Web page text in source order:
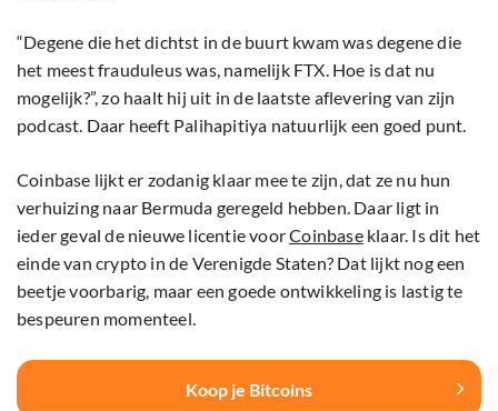
“Degene die het dichtst in de buurt kwam was degene die
het meest frauduleus was, namelijk FTX. Hoe is dat nu
mogelijk?”, zo haalt hij uit in de laatste aflevering van zijn
podcast. Daar heeft Palihapitiya natuurlijk een goed punt.
Coinbase lijkt er zodanig klaar mee te zijn, dat ze nu hun
verhuizing naar Bermuda geregeld hebben. Daar ligt in
ieder geval de nieuwe licentie voorCoinbaseklaar. Is dit het
einde van crypto in de Verenigde Staten? Dat lijkt nog een
beetje voorbarig, maar een goede ontwikkeling is lastig te
bespeuren momenteel.
Koop je Bitcoins